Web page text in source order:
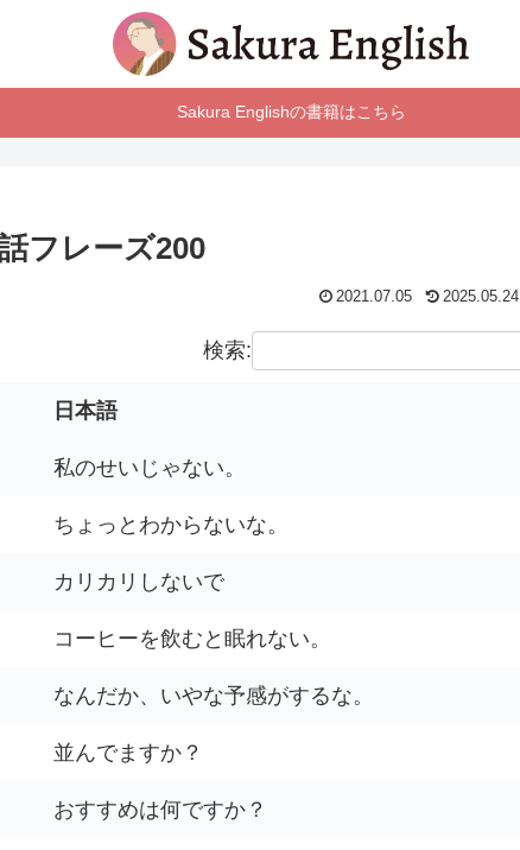
Sakura Englishの書籍はこちら
フレーズ200
2021.07.05 2025.05.24
検索:
日本語
私のせいじゃない。
ちょっとわからないな。
カリカリしないで
コーヒーを飲むと眠れない。
なんだか、いやな予感がするな。
並んでますか？
おすすめは何ですか？